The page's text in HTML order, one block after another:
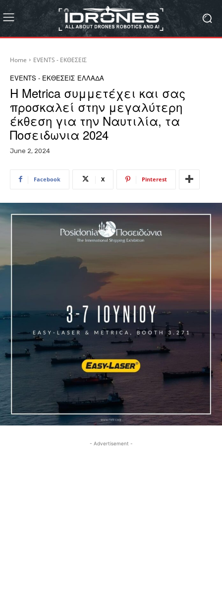
Home EVENTS - ΕΚΘΕΣΕΙΣ
EVENTS - ΕΚΘΕΣΕΙΣ ΕΛΛΑΔΑ
Η Metrica συμμετέχει και σας
προσκαλεί στην μεγαλύτερη
έκθεση για την Ναυτιλία, τα
Ποσειδωνια 2024
June 2, 2024
Facebook X Pinterest
- Advertisement -